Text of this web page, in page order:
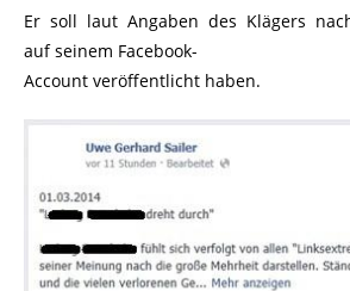
Er soll laut Angaben des Klägers
auf seinem Facebook-
Account veröffentlicht haben.